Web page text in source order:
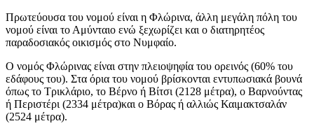
Πρωτεύουσα του νομού είναι η Φλώρινα, άλλη μεγάλη πόλη του
νομού είναι το Αμύνταιο ενώ ξεχωρίζει και ο διατηρητέος
παραδοσιακός οικισμός στο Νυμφαίο.
Ο νομός Φλώρινας είναι στην πλειοψηφία του ορεινός (60% του
εδάφους του). Στα όρια του νομού βρίσκονται εντυπωσιακά βουνά
όπως το Τρικλάριο, το Βέρνο ή Βίτσι (2128 μέτρα), ο Βαρνούντας
ή Περιστέρι (2334 μέτρα)και ο Βόρας ή αλλιώς Καιμακτσαλάν
(2524 μέτρα).